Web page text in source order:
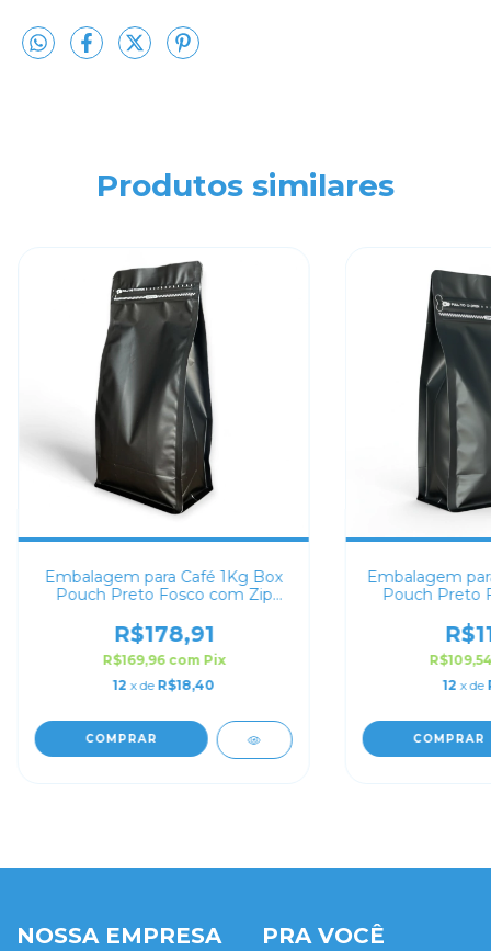
Produtos similares
Embalagem para Café 1Kg Box
Pouch Preto Fosco com Zip
R$178,91
R$169,96 com Pix
12 x de R$18,40
COMPRAR
Embalagem
Pouch Preto
12 x de
COMPRAR
NOSSA EMPRESA PRA VOCÊ